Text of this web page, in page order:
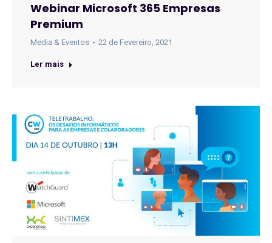
Webinar Microsoft 365 Empresas
Premium
Media & Eventos 22 de Fevereiro, 2021
Ler mais